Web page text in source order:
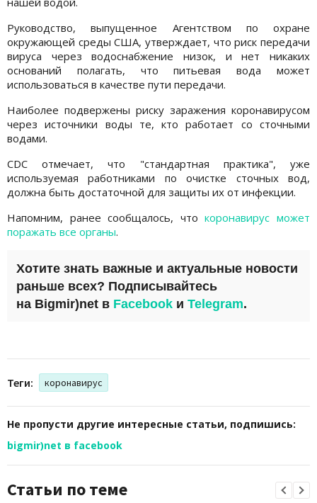
Руководство, выпущенное Агентством по охране
окружающей среды США, утверждает, что риск передачи
вируса через водоснабжение низок, и нет никаких
оснований полагать, что питьевая вода может
использоваться в качестве пути передачи.
Наиболее подвержены риску заражения коронавирусом
через источники воды те, кто работает со сточными
водами.
CDC отмечает, что "стандартная практика", уже
используемая работниками по очистке сточных вод,
должна быть достаточной для защиты их от инфекции.
Напомним, ранее сообщалось, чтокоронавирус может
поражать все органы.
Хотите знать важные и актуальные новости
раньше всех? Подписывайтесь
на Bigmir)net в Facebook и Telegram.
Теги: коронавирус
Не пропусти другие интересные статьи, подпишись:
bigmir)net в facebook
Статьи по теме